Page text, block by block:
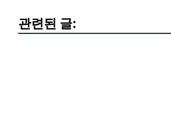
관련된 글: